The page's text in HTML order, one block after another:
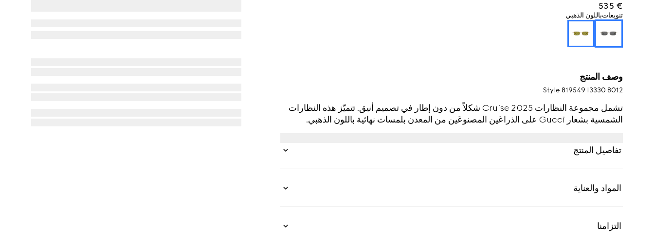
€ 535
تنويعاتباللون الذهبي
وصف المنتج
Style ‎819549 I3330 8012
تشمل مجموعة النظارات Cruise 2025 شكلاً من دون إطار في تصميم أنيق. تتميّز هذه النظارات
الشمسية بشعار Gucci على الذراعَين المصنوعَين من المعدن بلمسات نهائية باللون الذهبي.
تفاصيل المنتج
المواد والعناية
التزامنا